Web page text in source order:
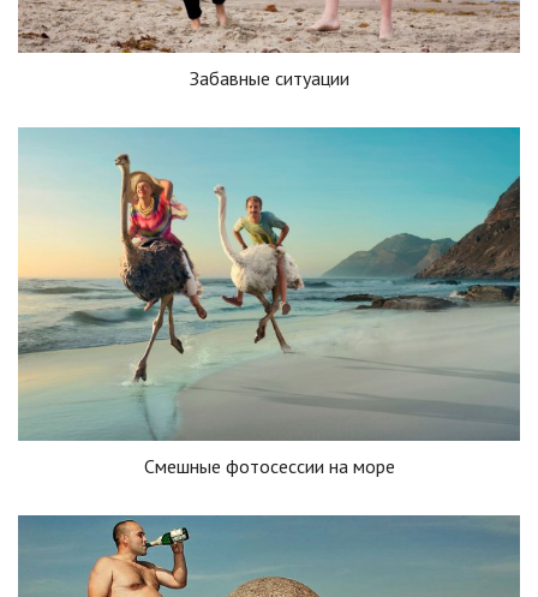
Забавные ситуации
Смешные фотосессии на море